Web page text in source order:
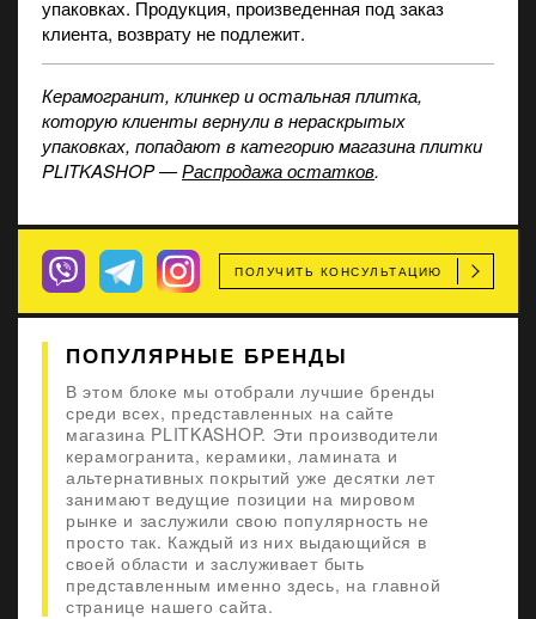
упаковках. Продукция, произведенная под заказ
клиента, возврату не подлежит.
Керамогранит, клинкер и остальная плитка,
которую клиенты вернули в нераскрытых
упаковках, попадают в категорию магазина плитки
PLITKASHOP —Распродажа остатков.
ПОЛУЧИТЬ КОНСУЛЬТАЦИЮ
ПОПУЛЯРНЫЕ БРЕНДЫ
В этом блоке мы отобрали лучшие бренды
среди всех, представленных на сайте
магазина PLITKASHOP. Эти производители
керамогранита, керамики, ламината и
альтернативных покрытий уже десятки лет
занимают ведущие позиции на мировом
рынке и заслужили свою популярность не
просто так. Каждый из них выдающийся в
своей области и заслуживает быть
представленным именно здесь, на главной
странице нашего сайта.